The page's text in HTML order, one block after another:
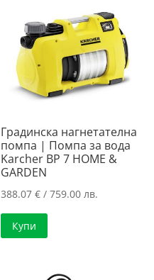
Градинска нагнетателна
помпа | Помпа за вода
Karcher BP 7 HOME &
GARDEN
388.07€ / 759.00 лв.
Купи